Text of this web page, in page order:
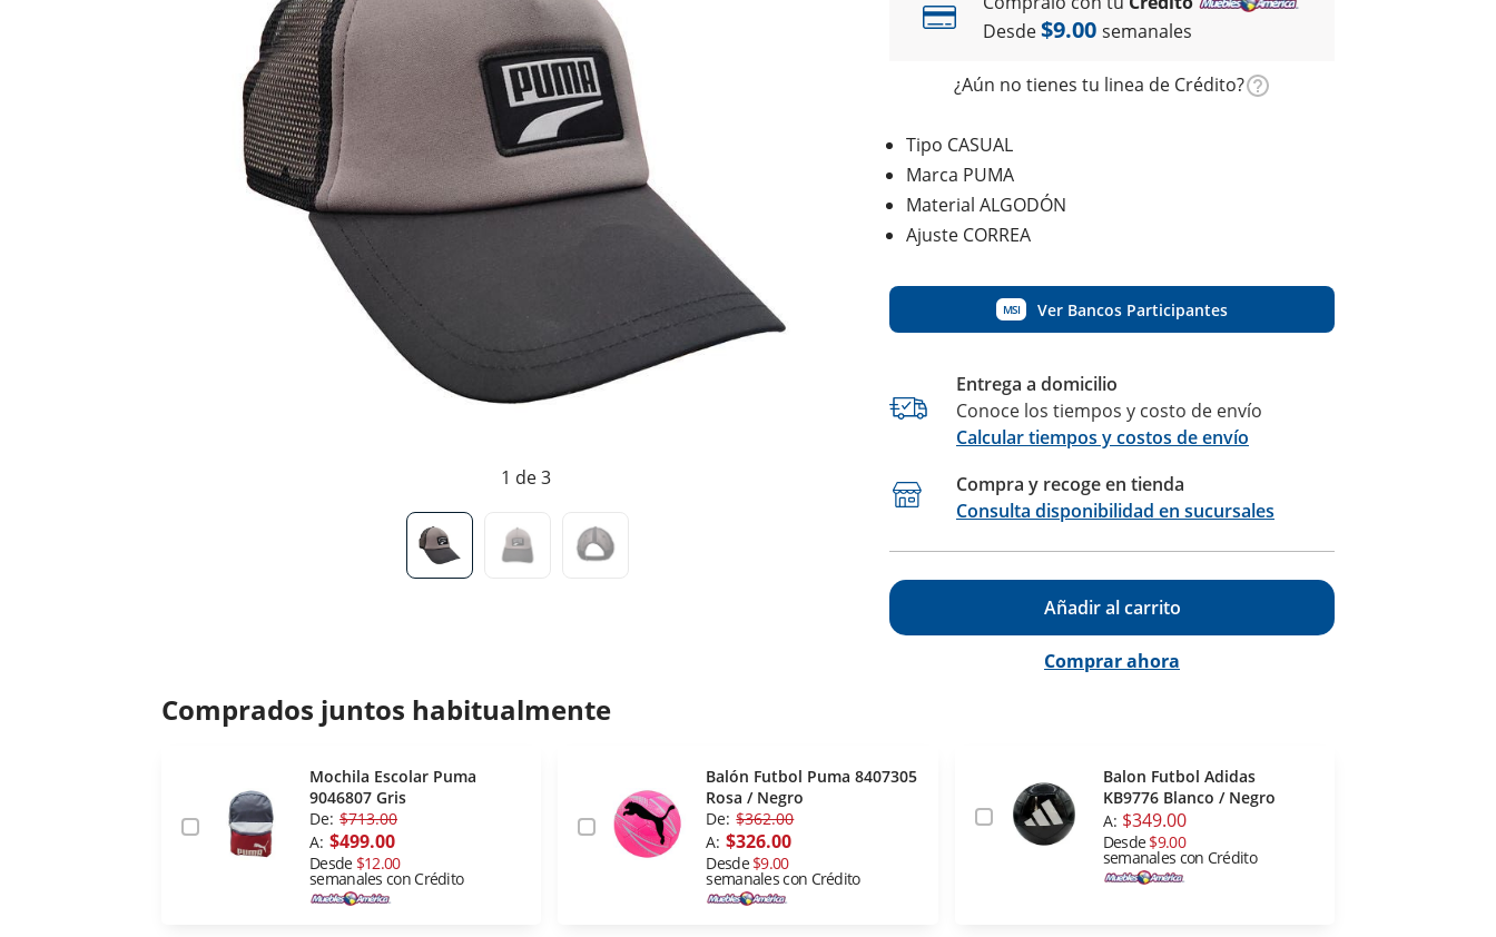
1 de 3
Desde$9.00 semanales
¿Aún no tienes tu linea de Crédito?
Tipo CASUAL
Marca PUMA
Material ALGODÓN
Ajuste CORREA
MSI Ver Bancos Participantes
Entrega a domicilio
Conoce los tiempos y costo de envío
Calcular tiempos y costos de envío
Compra y recoge en tienda
Consulta disponibilidad en sucursales
Añadir al carrito
Comprar ahora
Comprados juntos habitualmente
Mochila Escolar Puma
9046807 Gris
De: $713.00
A: $499.00
Desde $12.00
semanales con Crédito
Balón Futbol Puma 8407305
Rosa / Negro
De: $362.00
A: $326.00
Desde$9.00
semanales con Crédito
Balon Futbol Adidas
KB9776 Blanco / Negro
A: $349.00
Desde$9.00
semanales con Crédito